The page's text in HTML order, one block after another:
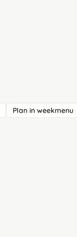
Plan in weekmenu